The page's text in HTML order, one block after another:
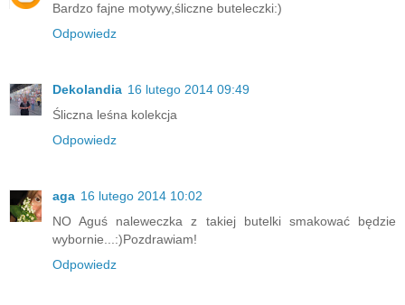
Bardzo fajne motywy,śliczne buteleczki:)
Odpowiedz
Dekolandia 16 lutego 2014 09:49
Śliczna leśna kolekcja
Odpowiedz
aga 16 lutego 2014 10:02
NO Aguś naleweczka z takiej butelki smakować będzie
wybornie...:)Pozdrawiam!
Odpowiedz